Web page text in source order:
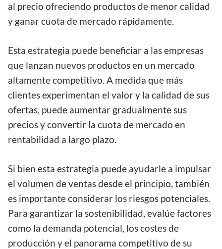
al precio ofreciendo productos de menor calidad
y ganar cuota de mercado rápidamente.
Esta estrategia puede beneficiar a las empresas
que lanzan nuevos productos en un mercado
altamente competitivo. A medida que más
clientes experimentan el valor y la calidad de sus
ofertas, puede aumentar gradualmente sus
precios y convertir la cuota de mercado en
rentabilidad a largo plazo.
Si bien esta estrategia puede ayudarle a impulsar
el volumen de ventas desde el principio, también
es importante considerar los riesgos potenciales.
Para garantizar la sostenibilidad, evalúe factores
como la demanda potencial, los costes de
producción y el panorama competitivo de su